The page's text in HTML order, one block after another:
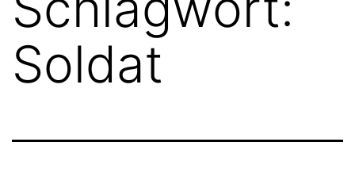
Soldat